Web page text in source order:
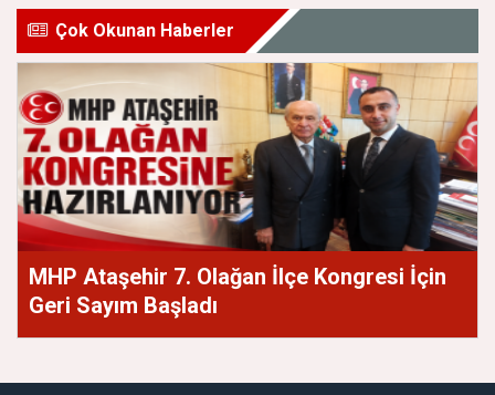
Çok Okunan Haberler
MHP Ataşehir 7. Olağan İlçe Kongresi İçin
Geri Sayım Başladı